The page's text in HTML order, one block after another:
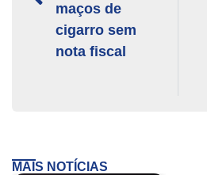
maços de
cigarro sem
nota fiscal
MAIS NOTÍCIAS